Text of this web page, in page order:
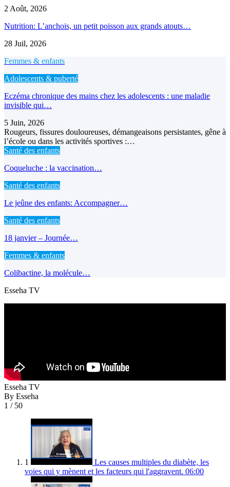
2 Août, 2026
Nutrition: L’anchois, un petit poisson aux grands atouts…
28 Juil, 2026
Femmes & enfants
Adolescents & puberté
Eczéma chronique des mains chez les adolescents : une maladie
invisible qui…
5 Juin, 2026
Rougeurs, fissures douloureuses, démangeaisons persistantes, gêne à
l’école ou dans les activités sportives :…
Santé des enfants
Coqueluche : la vaccination…
Santé des enfants
Le jeûne des enfants: Accompagner…
Santé des enfants
18 janvier – Journée…
Femmes & enfants
Colibactine, la molécule…
Esseha TV
Esseha TV
By Esseha
1 / 50
1
Les causes multiples du diabète, les
voies qui y mènent et les facteurs qui l'aggravent. 06:00